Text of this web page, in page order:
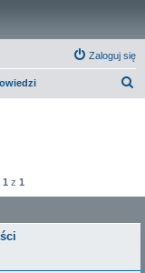
Zaloguj się
1 z 1